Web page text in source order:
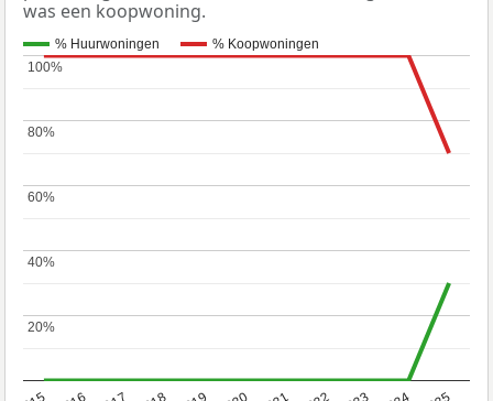
was een koopwoning.
% Huurwoningen % Koopwoningen
20%
20%
40%
40%
60%
60%
80%
80%
100%
100%